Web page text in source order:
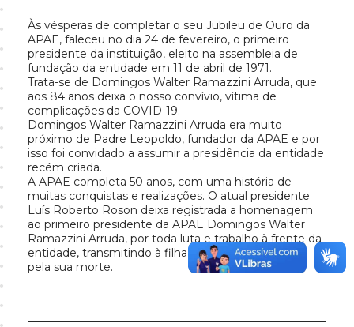
Às vésperas de completar o seu Jubileu de Ouro da
APAE, faleceu no dia 24 de fevereiro, o primeiro
presidente da instituição, eleito na assembleia de
fundação da entidade em 11 de abril de 1971.
Trata-se de Domingos Walter Ramazzini Arruda, que
aos 84 anos deixa o nosso convívio, vítima de
complicações da COVID-19.
Domingos Walter Ramazzini Arruda era muito
próximo de Padre Leopoldo, fundador da APAE e por
isso foi convidado a assumir a presidência da entidade
recém criada.
A APAE completa 50 anos, com uma história de
muitas conquistas e realizações. O atual presidente
Luís Roberto Roson deixa registrada a homenagem
ao primeiro presidente da APAE Domingos Walter
Ramazzini Arruda, por toda luta e trabalho à frente da
entidade, transmitindo à filha Carla os sentimentos
pela sua morte.